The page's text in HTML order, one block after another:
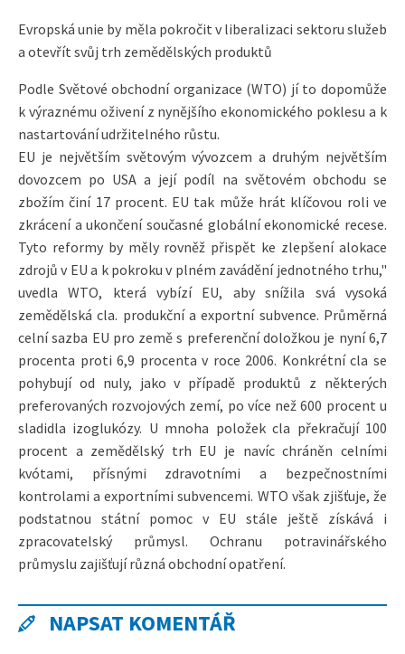
Evropská unie by měla pokročit v liberalizaci sektoru služeb
a otevřít svůj trh zemědělských produktů
Podle Světové obchodní organizace (WTO) jí to dopomůže
k výraznému oživení z nynějšího ekonomického poklesu a k
nastartování udržitelného růstu.
EU je největším světovým vývozcem a druhým největším
dovozcem po USA a její podíl na světovém obchodu se
zbožím činí 17 procent. EU tak může hrát klíčovou roli ve
zkrácení a ukončení současné globální ekonomické recese.
Tyto reformy by měly rovněž přispět ke zlepšení alokace
zdrojů v EU a k pokroku v plném zavádění jednotného trhu,"
uvedla WTO, která vybízí EU, aby snížila svá vysoká
zemědělská cla. produkční a exportní subvence. Průměrná
celní sazba EU pro země s preferenční doložkou je nyní 6,7
procenta proti 6,9 procenta v roce 2006. Konkrétní cla se
pohybují od nuly, jako v případě produktů z některých
preferovaných rozvojových zemí, po více než 600 procent u
sladidla izoglukózy. U mnoha položek cla překračují 100
procent a zemědělský trh EU je navíc chráněn celními
kvótami, přísnými zdravotními a bezpečnostními
kontrolami a exportními subvencemi. WTO však zjišťuje, že
podstatnou státní pomoc v EU stále ještě získává i
zpracovatelský průmysl. Ochranu potravinářského
průmyslu zajišťují různá obchodní opatření.
NAPSAT KOMENTÁŘ